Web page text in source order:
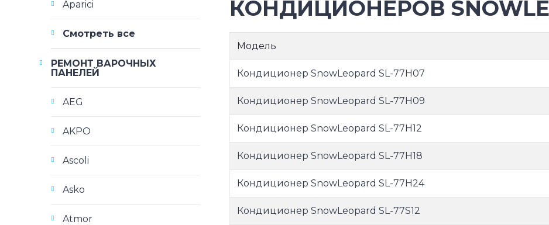
КОНДИЦИОНЕРОВ
Модель
Кондиционер SnowLeopard SL-77H07
Кондиционер SnowLeopard SL-77H09
Кондиционер SnowLeopard SL-77H12
Кондиционер SnowLeopard SL-77H18
Кондиционер SnowLeopard SL-77H24
Кондиционер SnowLeopard SL-77S12
Aparici
Смотреть все
РЕМОНТ ВАРОЧНЫХ
ПАНЕЛЕЙ
AEG
AKPO
Ascoli
Asko
Atmor